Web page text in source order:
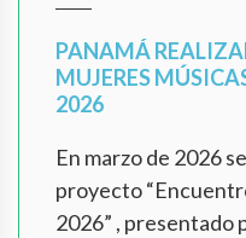
PANAMÁ
MUJERES
2026
En marzo de 2026
proyecto
2026” , presentado